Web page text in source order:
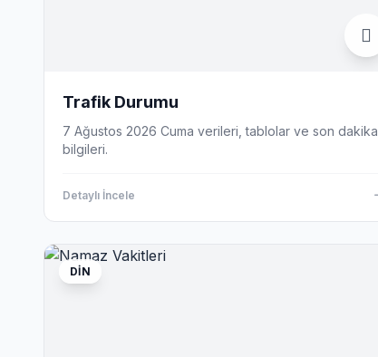
Trafik Durumu
7 Ağustos 2026 Cuma verileri, tablolar ve son dakika
bilgileri.
Detaylı İncele
DIN